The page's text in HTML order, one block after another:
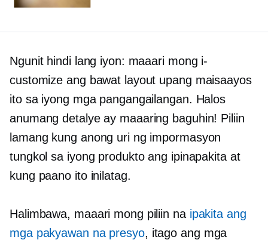
Ngunit hindi lang iyon: maaari mong i-
customize ang bawat layout upang maisaayos
ito sa iyong mga pangangailangan. Halos
anumang detalye ay maaaring baguhin! Piliin
lamang kung anong uri ng impormasyon
tungkol sa iyong produkto ang ipinapakita at
kung paano ito inilatag.
Halimbawa, maaari mong piliin na ipakita ang
mga pakyawan na presyo, itago ang mga